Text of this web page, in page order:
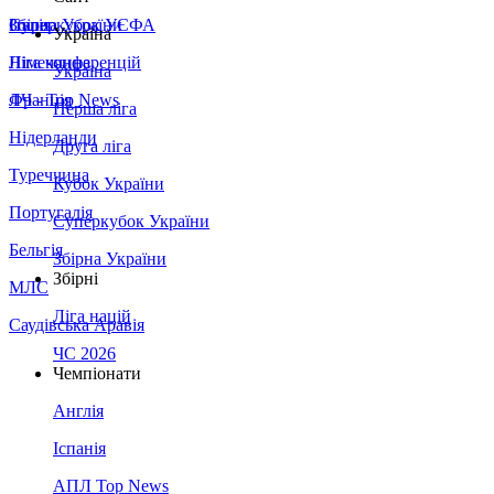
Збірна України
Італія
Німеччина
Франція
Нідерланди
Туреччина
Португалія
Бельгія
МЛС
Саудівська Аравія
Суперкубок УЄФА
Ліга конференцій
ЛЧ - Top News
Україна
Україна
Перша ліга
Друга ліга
Кубок України
Суперкубок України
Збірна України
Збірні
Ліга націй
ЧС 2026
Чемпіонати
Англія
Іспанія
АПЛ Top News